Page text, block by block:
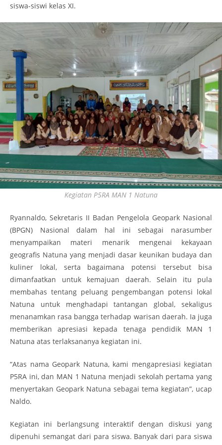
siswa-siswi kelas XI.
Kegiatan P5RA MAN 1 Natuna
Ryannaldo, Sekretaris II Badan Pengelola Geopark Nasional
(BPGN) Nasional dalam hal ini sebagai narasumber
menyampaikan materi menarik mengenai kekayaan
geografis Natuna yang menjadi dasar keunikan budaya dan
kuliner lokal, serta bagaimana potensi tersebut bisa
dimanfaatkan untuk kemajuan daerah. Selain itu pula
membahas tentang peluang pengembangan potensi lokal
Natuna untuk menghadapi tantangan global, sekaligus
menanamkan rasa bangga terhadap warisan daerah. Ia juga
memberikan apresiasi kepada tenaga pendidik MAN 1
Natuna atas terlaksananya kegiatan ini.
“Atas nama Geopark Natuna, kami mengapresiasi kegiatan
P5RA ini, dan MAN 1 Natuna menjadi sekolah pertama yang
menyertakan Geopark Natuna sebagai tema kegiatan”, ucap
Naldo.
Kegiatan ini berlangsung interaktif dengan diskusi yang
dipenuhi semangat dari para siswa. Banyak dari para siswa